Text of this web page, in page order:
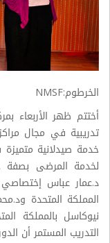
الخرطوم:NMSF
أختتم ظهر الأربعاء
تدريبية في مجال
خدمة صيدلانية
لخدمة المرضى بصفة
د.عمار عباس
المملكة المتحدة
نيوكاسل بالمملكة
التدريب المستمر أن